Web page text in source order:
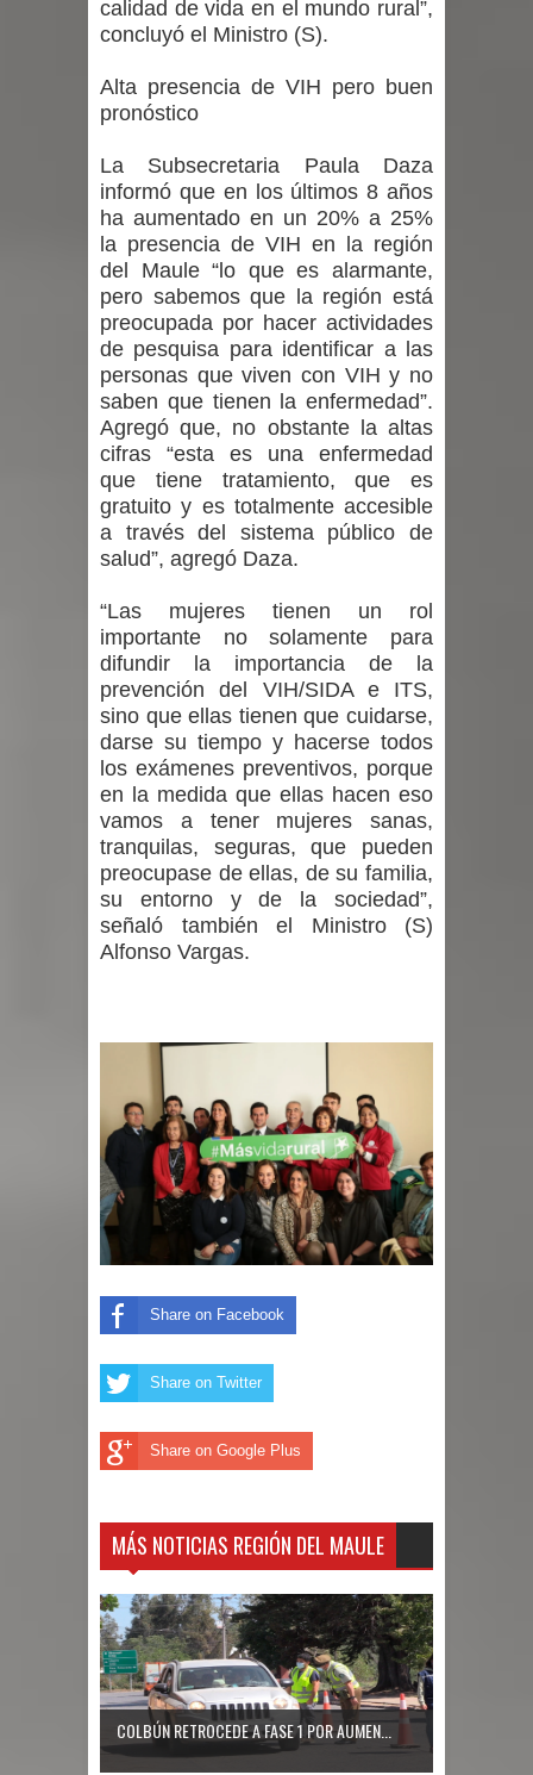
calidad de vida en el mundo rural”,
concluyó el Ministro (S).
Alta presencia de VIH pero buen
pronóstico
La Subsecretaria Paula Daza
informó que en los últimos 8 años
ha aumentado en un 20% a 25%
la presencia de VIH en la región
del Maule “lo que es alarmante,
pero sabemos que la región está
preocupada por hacer actividades
de pesquisa para identificar a las
personas que viven con VIH y no
saben que tienen la enfermedad”.
Agregó que, no obstante la altas
cifras “esta es una enfermedad
que tiene tratamiento, que es
gratuito y es totalmente accesible
a través del sistema público de
salud”, agregó Daza.
“Las mujeres tienen un rol
importante no solamente para
difundir la importancia de la
prevención del VIH/SIDA e ITS,
sino que ellas tienen que cuidarse,
darse su tiempo y hacerse todos
los exámenes preventivos, porque
en la medida que ellas hacen eso
vamos a tener mujeres sanas,
tranquilas, seguras, que pueden
preocupase de ellas, de su familia,
su entorno y de la sociedad”,
señaló también el Ministro (S)
Alfonso Vargas.
Share on Facebook
Share on Twitter
Share on Google Plus
MÁS NOTICIAS REGIÓN DEL MAULE
COLBÚN RETROCEDE A FASE 1 POR AUMEN...